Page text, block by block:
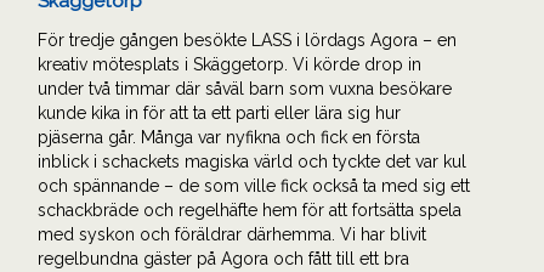
För tredje gången besökte LASS i lördags Agora – en
kreativ mötesplats i Skäggetorp. Vi körde drop in
under två timmar där såväl barn som vuxna besökare
kunde kika in för att ta ett parti eller lära sig hur
pjäserna går. Många var nyfikna och fick en första
inblick i schackets magiska värld och tyckte det var kul
och spännande – de som ville fick också ta med sig ett
schackbräde och regelhäfte hem för att fortsätta spela
med syskon och föräldrar därhemma. Vi har blivit
regelbundna gäster på Agora och fått till ett bra